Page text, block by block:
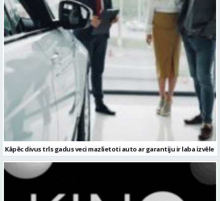
Kāpēc divus trīs gadus veci mazlietoti auto ar garantiju ir laba izvēle